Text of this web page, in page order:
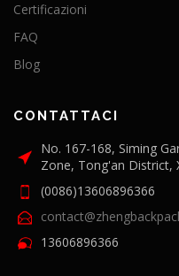
Certificazioni
FAQ
Blog
CONTATTACI
No. 167-168, Siming
Zone, Tong'an District,
(0086)13606896366
13606896366